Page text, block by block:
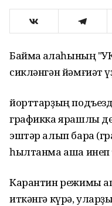
Баймаҡ ҡалаһының
сикләнгән йәмғиәт
йорттарҙың
графикка ярашлы
эштәр алып бара
һылтанма аша
Карантин режимы
иткәнгә күрә,